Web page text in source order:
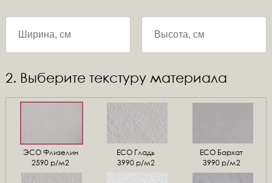
2. Выберите текстуру материала
ЭСО Флизелин
2590 р/м2
ЕСО Гладь
3990 р/м2
ECO Бархат
3990 р/м2